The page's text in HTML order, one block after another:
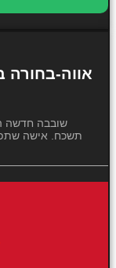
שובבה חדשה
תשכח. אישה